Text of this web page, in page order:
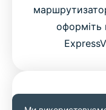
оформіть